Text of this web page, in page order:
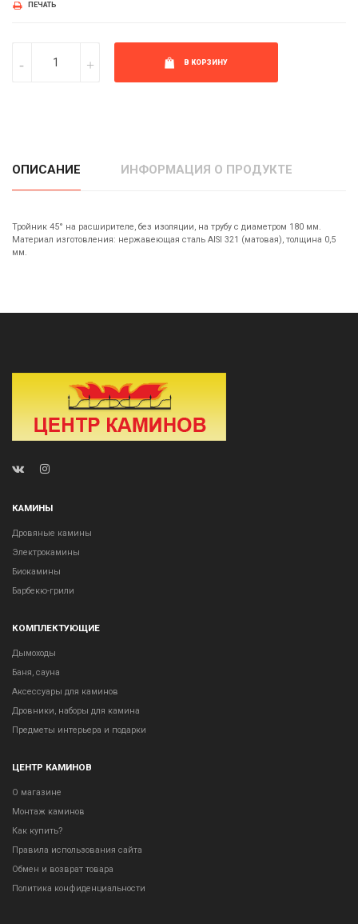
ПЕЧАТЬ
В КОРЗИНУ
ОПИСАНИЕ ИНФОРМАЦИЯ О ПРОДУКТЕ
Тройник 45° на расширителе, без изоляции, на трубу с диаметром 180 мм.
Материал изготовления: нержавеющая сталь AISI 321 (матовая), толщина 0,5
мм.
КАМИНЫ
Дровяные камины
Электрокамины
Биокамины
Барбекю-грили
КОМПЛЕКТУЮЩИЕ
Дымоходы
Баня, сауна
Аксессуары для каминов
Дровники, наборы для камина
Предметы интерьера и подарки
ЦЕНТР КАМИНОВ
О магазине
Монтаж каминов
Как купить?
Правила использования сайта
Обмен и возврат товара
Политика конфиденциальности